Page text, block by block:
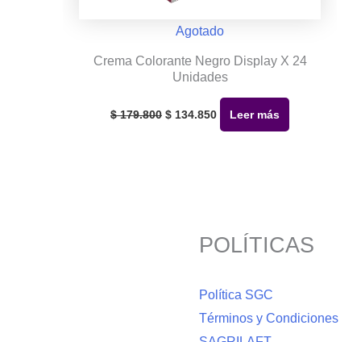
Agotado
Crema Colorante Negro Display X 24
Unidades
$179.800 precio
$ 134.850
El
precio
actual
Leer más
POLÍTICAS
Política SGC
Términos y Condiciones